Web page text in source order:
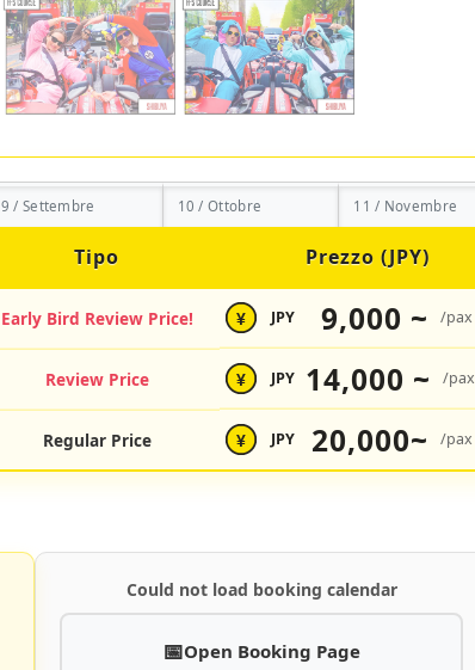
9 / Settembre 10 / Ottobre 11 / Novembre
Tipo Prezzo (JPY)
Early Bird Review Price! ¥ JPY 9,000 ~ /pax
Review Price ¥ JPY 14,000 ~ /pax
Regular Price ¥ JPY 20,000~ /pax
Could not load booking calendar
Open Booking Page